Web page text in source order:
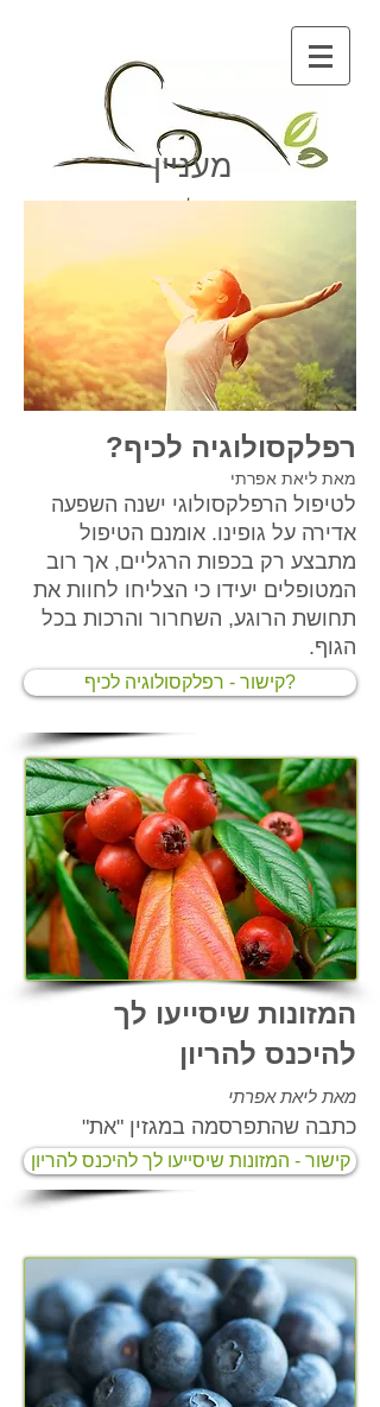
מעניין
רפלקסולוגיה לכיף?
מאת ליאת אפרתי
לטיפול הרפלקסולוגי ישנה השפעה
אדירה על גופינו. אומנם הטיפול
מתבצע רק בכפות הרגליים, אך רוב
המטופלים יעידו כי הצליחו לחוות את
תחושת הרוגע, השחרור והרכות בכל
הגוף.
קישור - רפלקסולוגיה לכיף?
המזונות שיסייעו לך
להיכנס להריון
מאת ליאת אפרתי
כתבה שהתפרסמה במגזין "את"
קישור - המזונות שיסייעו לך להיכנס להריון